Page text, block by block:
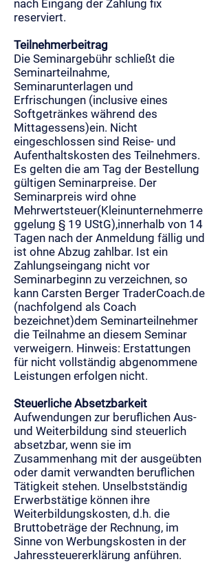
nach Eingang der Zahlung fix
reserviert.
Teilnehmerbeitrag
Die Seminargebühr schließt die
Seminarteilnahme,
Seminarunterlagen und
Erfrischungen (inclusive eines
Softgetränkes während des
Mittagessens)ein. Nicht
eingeschlossen sind Reise- und
Aufenthaltskosten des Teilnehmers.
Es gelten die am Tag der Bestellung
gültigen Seminarpreise. Der
Seminarpreis wird ohne
Mehrwertsteuer(Kleinunternehmerre
ggelung § 19 UStG),innerhalb von 14
Tagen nach der Anmeldung fällig und
ist ohne Abzug zahlbar. Ist ein
Zahlungseingang nicht vor
Seminarbeginn zu verzeichnen, so
kann Carsten Berger TraderCoach.de
(nachfolgend als Coach
bezeichnet)dem Seminarteilnehmer
die Teilnahme an diesem Seminar
verweigern. Hinweis: Erstattungen
für nicht vollständig abgenommene
Leistungen erfolgen nicht.
Steuerliche Absetzbarkeit
Aufwendungen zur beruflichen Aus-
und Weiterbildung sind steuerlich
absetzbar, wenn sie im
Zusammenhang mit der ausgeübten
oder damit verwandten beruflichen
Tätigkeit stehen. Unselbstständig
Erwerbstätige können ihre
Weiterbildungskosten, d.h. die
Bruttobeträge der Rechnung, im
Sinne von Werbungskosten in der
Jahressteuererklärung anführen.